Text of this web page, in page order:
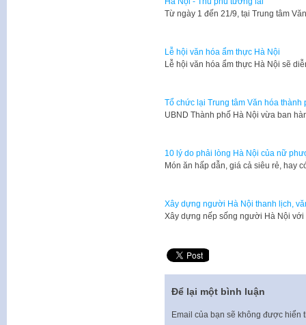
Từ ngày 1 đến 21/9, tại Trung tâm
Lễ hội văn hóa ẩm thực Hà Nội
Lễ hội văn hóa ẩm thực Hà Nội sẽ
Tổ chức lại Trung tâm Văn hóa thành
UBND Thành phố Hà Nội vừa ban
10 lý do phải lòng Hà Nội của nữ
Món ăn hấp dẫn, giá cả siêu rẻ, hay
Xây dựng người Hà Nội thanh lịch,
Xây dựng nếp sống người Hà Nội
Để lại một bình luận
Email của bạn sẽ không được hiển